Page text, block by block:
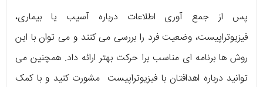
پس از جمع آوری اطلاعات درباره آسیب یا بیماری،
فیزیوتراپیست، وضعیت فرد را بررسی می کنند و می توان با این
روش ها برنامه ای مناسب برا حرکت بهتر ارائه داد. همچنین می
توانید درباره اهدافتان با فیزیوتراپیست مشورت کنید و با کمک